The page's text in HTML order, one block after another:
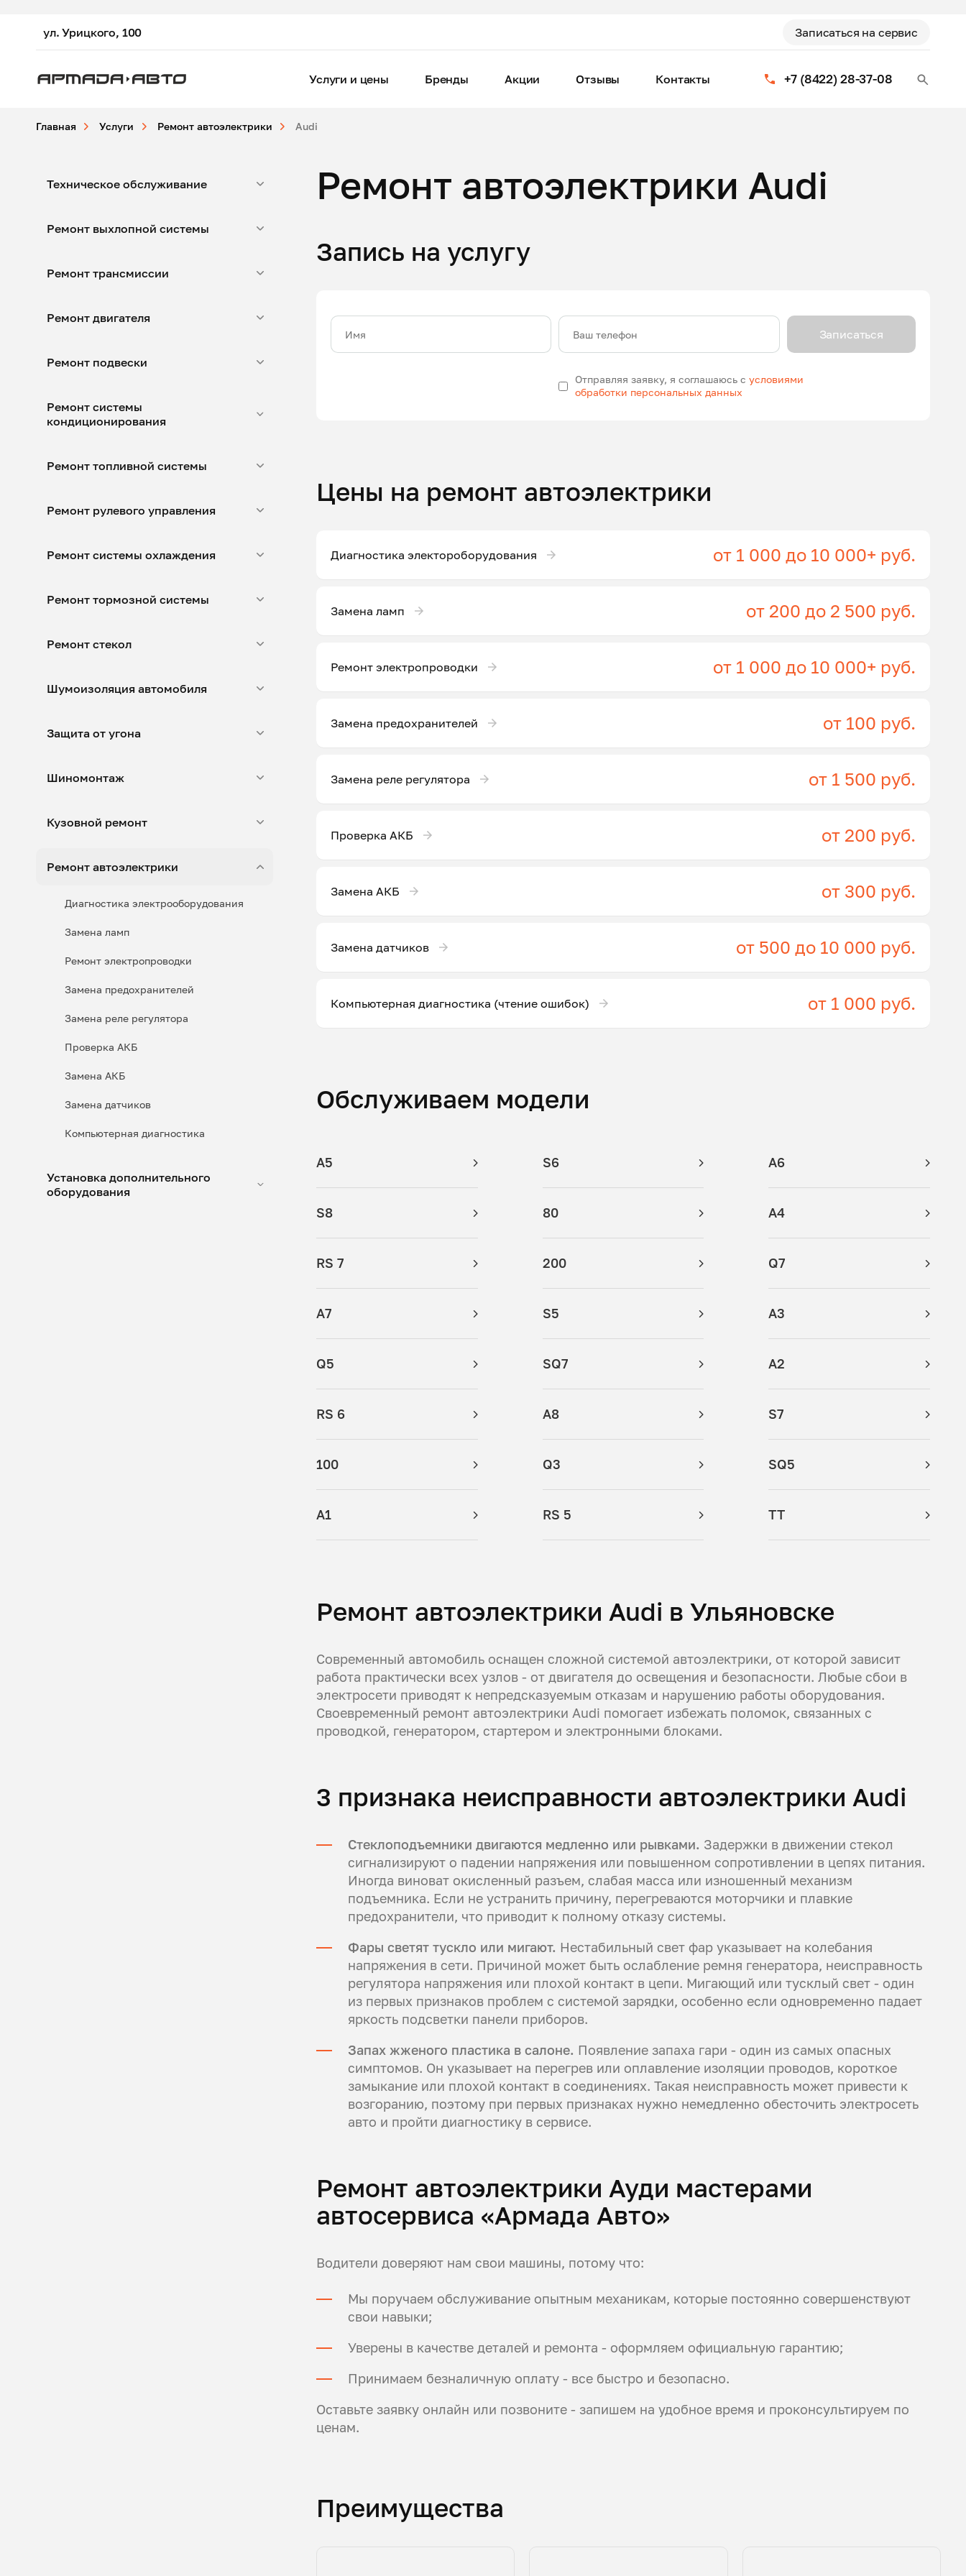
ул. Урицкого, 100 Записаться на сервис
+7 (8422) 28-37-08
Услуги и цены Бренды Акции Отзывы Контакты
Главная Услуги Ремонт автоэлектрики Audi
Техническое обслуживание
Ремонт выхлопной системы
Ремонт трансмиссии
Ремонт двигателя
Ремонт подвески
Ремонт системы
кондиционирования
Ремонт топливной системы
Ремонт рулевого управления
Ремонт системы охлаждения
Ремонт тормозной системы
Ремонт стекол
Шумоизоляция автомобиля
Защита от угона
Шиномонтаж
Кузовной ремонт
Ремонт автоэлектрики
Диагностика электрооборудования
Замена ламп
Ремонт электропроводки
Замена предохранителей
Замена реле регулятора
Проверка АКБ
Замена АКБ
Замена датчиков
Компьютерная диагностика
Установка дополнительного
оборудования
Ремонт автоэлектрики Audi
Запись на услугу
Имя Ваш телефон
Отправляя заявку, я соглашаюсь сусловиями
обработки персональных данных
Записаться
Цены на ремонт автоэлектрики
Диагностика электороборудования от 1 000 до 10 000+ руб.
Замена ламп от 200 до 2 500 руб.
Ремонт электропроводки от 1 000 до 10 000+ руб.
Замена предохранителей от 100 руб.
Замена реле регулятора от 1 500 руб.
Проверка АКБ от 200 руб.
Замена АКБ от 300 руб.
Замена датчиков от 500 до 10 000 руб.
Компьютерная диагностика (чтение ошибок) от 1 000 руб.
Обслуживаем модели
A5 S6 A6
S8 80 A4
RS 7 200 Q7
A7 S5 A3
Q5 SQ7 A2
RS 6 A8 S7
100 Q3 SQ5
A1 RS 5 TT
Ремонт автоэлектрики Audi в Ульяновске
Современный автомобиль оснащен сложной системой автоэлектрики, от которой зависит
работа практически всех узлов - от двигателя до освещения и безопасности. Любые сбои в
электросети приводят к непредсказуемым отказам и нарушению работы оборудования.
Своевременный ремонт автоэлектрики Audi помогает избежать поломок, связанных с
проводкой, генератором, стартером и электронными блоками.
3 признака неисправности автоэлектрики Audi
Стеклоподъемники двигаются медленно или рывками. Задержки в движении стекол
сигнализируют о падении напряжения или повышенном сопротивлении в цепях питания.
Иногда виноват окисленный разъем, слабая масса или изношенный механизм
подъемника. Если не устранить причину, перегреваются моторчики и плавкие
предохранители, что приводит к полному отказу системы.
Фары светят тускло или мигают. Нестабильный свет фар указывает на колебания
напряжения в сети. Причиной может быть ослабление ремня генератора, неисправность
регулятора напряжения или плохой контакт в цепи. Мигающий или тусклый свет - один
из первых признаков проблем с системой зарядки, особенно если одновременно падает
яркость подсветки панели приборов.
Запах жженого пластика в салоне. Появление запаха гари - один из самых опасных
симптомов. Он указывает на перегрев или оплавление изоляции проводов, короткое
замыкание или плохой контакт в соединениях. Такая неисправность может привести к
возгоранию, поэтому при первых признаках нужно немедленно обесточить электросеть
авто и пройти диагностику в сервисе.
Ремонт автоэлектрики Ауди мастерами
автосервиса «Армада Авто»
Водители доверяют нам свои машины, потому что:
Мы поручаем обслуживание опытным механикам, которые постоянно совершенствуют
свои навыки;
Уверены в качестве деталей и ремонта - оформляем официальную гарантию;
Принимаем безналичную оплату - все быстро и безопасно.
Оставьте заявку онлайн или позвоните - запишем на удобное время и проконсультируем по
ценам.
Преимущества